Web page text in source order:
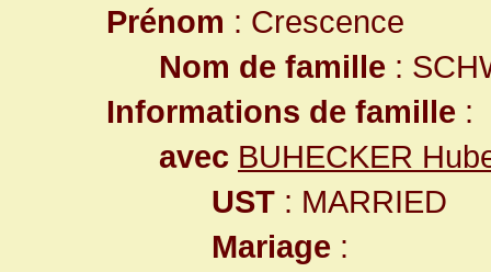
Prénom : Crescence
Nom de famille :
Informations de famille :
avec BUHECKER
UST : MARRIED
Mariage :